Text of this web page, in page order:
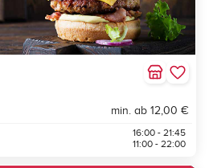
min. ab 12,00 €
16:00 - 21:45
11:00 - 22:00